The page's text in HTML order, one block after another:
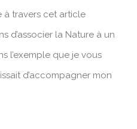
à travers cet article
d’associer la Nature à un
l’exemple que je vous
d’accompagner mon